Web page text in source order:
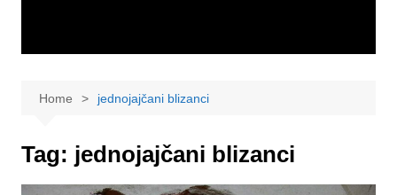
Home jednojajčani blizanci
Tag: jednojajčani blizanci